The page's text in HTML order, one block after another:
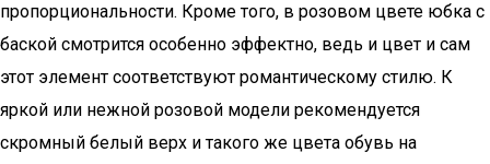
пропорциональности. Кроме того, в розовом цвете юбка с
баской смотрится особенно эффектно, ведь и цвет и сам
этот элемент соответствуют романтическому стилю. К
яркой или нежной розовой модели рекомендуется
скромный белый верх и такого же цвета обувь на